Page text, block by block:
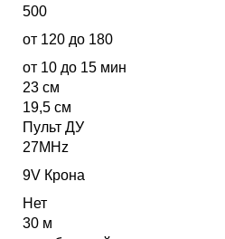
500
от 120 до 180
от 10 до 15 мин
23 см
19,5 см
Пульт ДУ
27MHz
9V Крона
Нет
30 м